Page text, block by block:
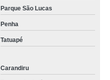
Parque São Lucas
Penha
Tatuapé
Carandiru